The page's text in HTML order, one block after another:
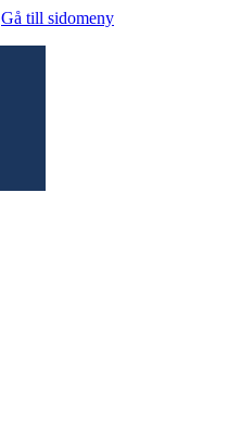
Gå till sidomeny